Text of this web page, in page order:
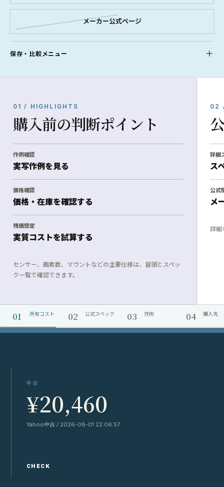
メーカー公式ページ
保存・比較メニュー
01 / HIGHLIGHTS
購入前の判断ポイント
作例確認
実写作例を見る
価格確認
価格・在庫を確認する
残価想定
実質コストを試算する
センサー、画素数、マウントなどの主要仕様は、冒頭とスペッ
ク一覧で確認できます。
02
詳細
ス
公式
メ
詳細
01 所有コスト 02 公式スペック 03 作例 04 購入先
中古
¥20,460
Yahoo中古 / 2026-08-01 22:06:57
CHECK